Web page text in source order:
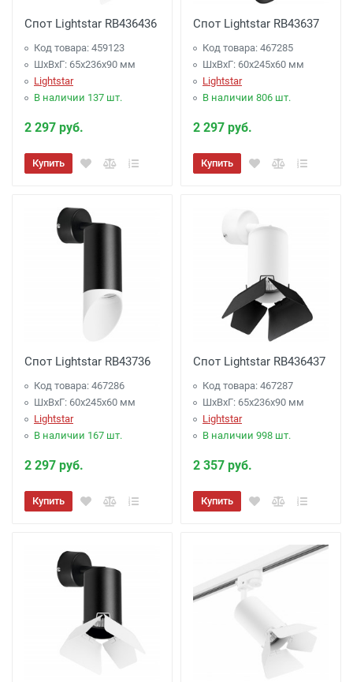
Спот Lightstar RB436436
Код товара: 459123
ШхВхГ: 65x236x90 мм
Lightstar
В наличии 137 шт.
2 297 руб.
Купить
Спот Lightstar RB43637
Код товара: 467285
ШхВхГ: 60x245x60 мм
Lightstar
В наличии 806 шт.
2 297 руб.
Купить
Спот Lightstar RB43736
Код товара: 467286
ШхВхГ: 60x245x60 мм
Lightstar
В наличии 167 шт.
2 297 руб.
Купить
Спот Lightstar RB436437
Код товара: 467287
ШхВхГ: 65x236x90 мм
Lightstar
В наличии 998 шт.
2 357 руб.
Купить